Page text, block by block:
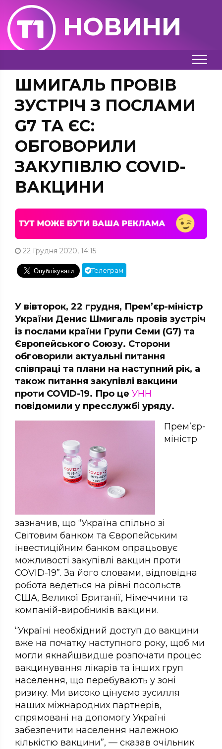
НОВИНИ
ШМИГАЛЬ ПРОВІВ
ЗУСТРІЧ З ПОСЛАМИ
G7 ТА ЄС:
ОБГОВОРИЛИ
ЗАКУПІВЛЮ COVID-
ВАКЦИНИ
22 Грудня 2020, 14:15
Телеграм
У вівторок, 22 грудня, Прем’єр-міністр
України Денис Шмигаль провів зустріч
із послами країни Групи Семи (G7) та
Європейського Союзу. Сторони
обговорили актуальні питання
співпраці та плани на наступний рік, а
також питання закупівлі вакцини
проти COVID-19. Про це УНН
повідомили у пресслужбі уряду.
Прем’єр-
міністр
зазначив, що “Україна спільно зі
Світовим банком та Європейським
інвестиційним банком опрацьовує
можливості закупівлі вакцин проти
COVID-19”. За його словами, відповідна
робота ведеться на рівні посольств
США, Великої Британії, Німеччини та
компаній-виробників вакцини.
“Україні необхідний доступ до вакцини
вже на початку наступного року, щоб ми
могли якнайшвидше розпочати процес
вакцинування лікарів та інших груп
населення, що перебувають у зоні
ризику. Ми високо цінуємо зусилля
наших міжнародних партнерів,
спрямовані на допомогу Україні
забезпечити населення належною
кількістю вакцини”, — сказав очільник